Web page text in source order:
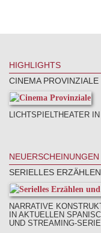
HIGHLIGHTS
CINEMA PROVINZIALE
LICHTSPIELTHEATER
NEUERSCHEINUNGEN
SERIELLES
NARRATIVE
IN AKTUELLEN
UND STREAMING-